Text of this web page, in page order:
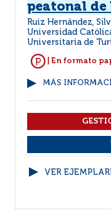
peatonal de
Ruiz Hernández,
Universidad
Universitaria de
| En formato
MÁS
VER